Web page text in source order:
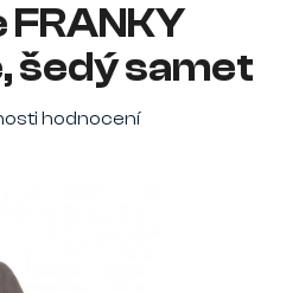
FRANKY
šedý samet
hodnocení